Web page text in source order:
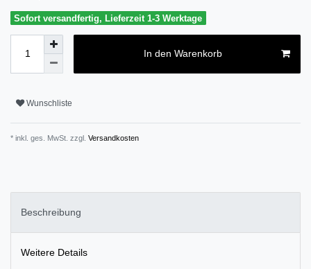
Sofort versandfertig, Lieferzeit 1-3 Werktage
In den Warenkorb
Wunschliste
* inkl. ges. MwSt. zzgl. Versandkosten
Beschreibung
Weitere Details